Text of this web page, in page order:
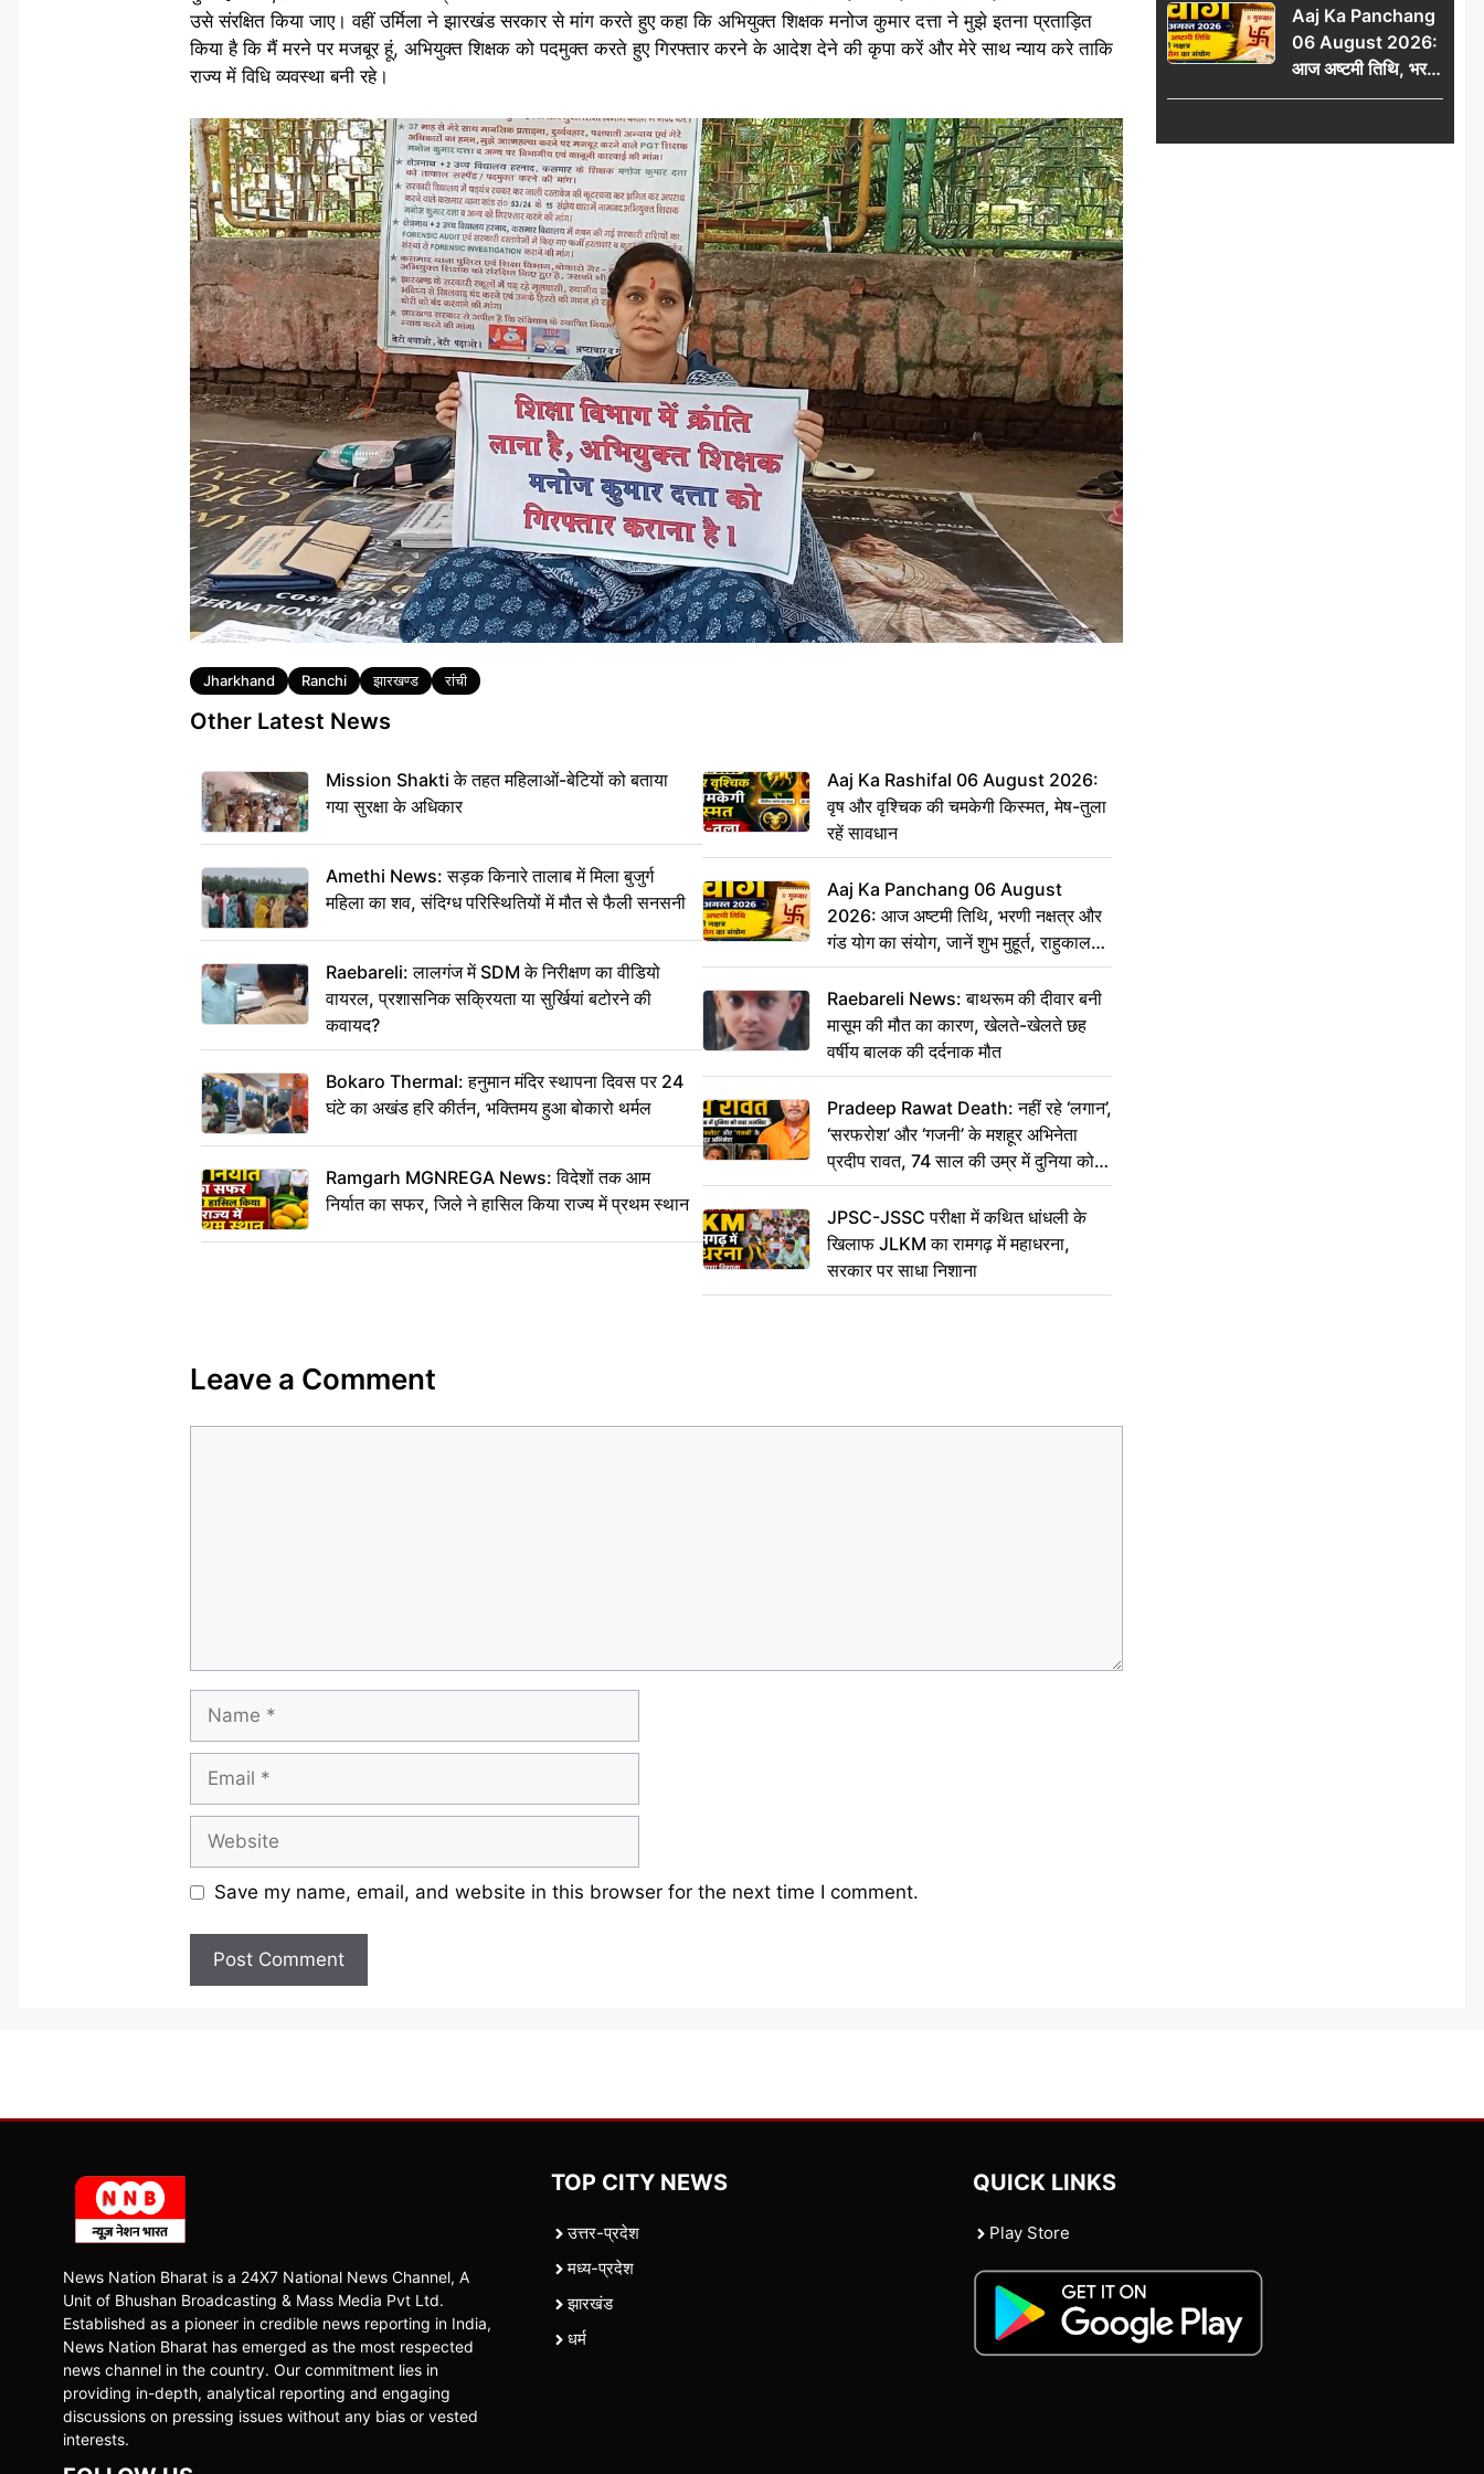
उसे संरक्षित किया जाए। वहीं उर्मिला ने झारखंड सरकार से मांग करते हुए कहा कि अभियुक्त शिक्षक मनोज कुमार दत्ता ने मुझे इतना प्रताड़ित
किया है कि मैं मरने पर मजबूर हूं, अभियुक्त शिक्षक को पदमुक्त करते हुए गिरफ्तार करने के आदेश देने की कृपा करें और मेरे साथ न्याय करे ताकि
राज्य में विधि व्यवस्था बनी रहे।
Tags
Jharkhand Ranchi झारखण्ड रांची
Other Latest News
Mission Shakti के तहत महिलाओं-बेटियों को बताया
गया सुरक्षा के अधिकार
Amethi News: सड़क किनारे तालाब में मिला बुजुर्ग
महिला का शव, संदिग्ध परिस्थितियों में मौत से फैली सनसनी
Raebareli: लालगंज में SDM के निरीक्षण का वीडियो
वायरल, प्रशासनिक सक्रियता या सुर्खियां बटोरने की
कवायद?
Bokaro Thermal: हनुमान मंदिर स्थापना दिवस पर 24
घंटे का अखंड हरि कीर्तन, भक्तिमय हुआ बोकारो थर्मल
Ramgarh MGNREGA News: विदेशों तक आम
निर्यात का सफर, जिले ने हासिल किया राज्य में प्रथम स्थान
Aaj Ka Rashifal 06 August 2026:
वृष और वृश्चिक की चमकेगी किस्मत, मेष-तुला
रहें सावधान
Aaj Ka Panchang 06 August
2026: आज अष्टमी तिथि, भरणी नक्षत्र और
गंड योग का संयोग, जानें शुभ मुहूर्त, राहुकाल
और दिनभर का पंचांग
Raebareli News: बाथरूम की दीवार बनी
मासूम की मौत का कारण, खेलते-खेलते छह
वर्षीय बालक की दर्दनाक मौत
Pradeep Rawat Death: नहीं रहे ‘लगान’,
‘सरफरोश’ और ‘गजनी’ के मशहूर अभिनेता
प्रदीप रावत, 74 साल की उम्र में दुनिया को
कहा अलविदा
JPSC-JSSC परीक्षा में कथित धांधली के
खिलाफ JLKM का रामगढ़ में महाधरना,
सरकार पर साधा निशाना
Leave a Comment
Save my name, email, and website in this browser for the next time I comment.
Aaj Ka Panchang
06 August 2026:
आज अष्टमी तिथि, भरणी
नक्षत्र और गंड योग का
राहुकाल और दिनभर का
News Nation Bharat is a 24X7 National News Channel, A
Unit of Bhushan Broadcasting & Mass Media Pvt Ltd.
Established as a pioneer in credible news reporting in India,
News Nation Bharat has emerged as the most respected
news channel in the country. Our commitment lies in
providing in-depth, analytical reporting and engaging
discussions on pressing issues without any bias or vested
interests.
TOP CITY NEWS
उत्तर-प्रदेश
मध्य-प्रदेश
झारखंड
धर्म
QUICK LINKS
Play Store